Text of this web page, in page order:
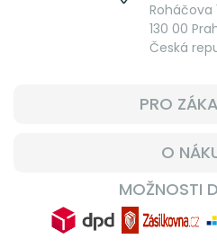
Roháčova
130 00
Česká
PRO
O
MOŽNOSTI